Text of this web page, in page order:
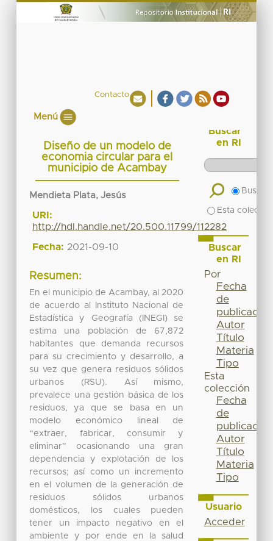
Contacto
Menú
Diseño de un modelo de
economia circular para el
municipio de Acambay
Mendieta Plata, Jesús
URI:
http://hdl.handle.net/20.500.11799/112282
Fecha: 2021-09-10
Resumen:
En el municipio de Acambay, al 2020
de acuerdo al Instituto Nacional de
Estadística y Geografía (INEGI) se
estima una población de 67,872
habitantes que demanda recursos
para su crecimiento y desarrollo, a
su vez que genera residuos sólidos
urbanos (RSU). Así mismo,
prevalece una gestión básica de los
residuos, ya que se basa en un
modelo económico lineal de
“extraer, fabricar, consumir y
eliminar” ocasionando una gran
dependencia y explotación de los
recursos; así como un incremento
en el volumen de la generación de
residuos sólidos urbanos
domésticos, los cuales pueden
tener un impacto negativo en el
ambiente y por ende en la salud
Buscar
en RI
Buscar
Esta
Buscar
en RI
Por
Fecha
de
publicación
Autor
Título
Materia
Tipo
Esta
colección
Fecha
de
publicación
Autor
Título
Materia
Tipo
Usuario
Acceder